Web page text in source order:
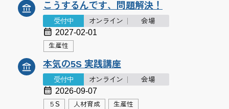
こうするんです、問題解決！
受付中 オンライン 会場
2027-02-01
生産性
本気の5S 実践講座
受付中 オンライン 会場
2026-09-07
５S 人材育成 生産性